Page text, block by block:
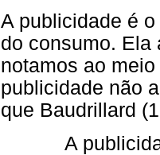
A publicidade é
do consumo. Ela
notamos ao
publicidade não
que Baudrillard
A